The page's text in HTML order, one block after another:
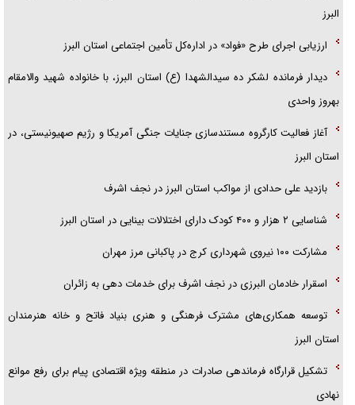
البرز
ارزیابی اجرای طرح «فواد» در اداره‌کل تأمین اجتماعی استان البرز
دیدار فرمانده لشکر ده سیدالشهدا (ع) استان البرز، با خانواده شهید والامقام
بهروز واحدی
آغاز فعالیت کارگروه مستندسازی جنایات جنگی آمریکا و رژیم صهیونیستی، در
استان البرز
بازدید علی حدادی از مواکب استان البرز در نجف اشرف
شناسایی ۲ هزار و ۴۰۰ کودک دارای اختلالات بینایی در استان البرز
مشارکت ۱۰۰ نیروی شهرداری کرج در پاکبانی مرز مهران
اسقرار خادمان البرزی در نجف اشرف برای خدمات دهی به زائران
توسعه همکاری‌های مشترک فرهنگی و هنری بنیاد فاتح و خانه هنرمندان
استان البرز
تشکیل قرارگاه فرماندهی صادرات در منطقه ویژه اقتصادی پیام برای رفع موانع
نهادی